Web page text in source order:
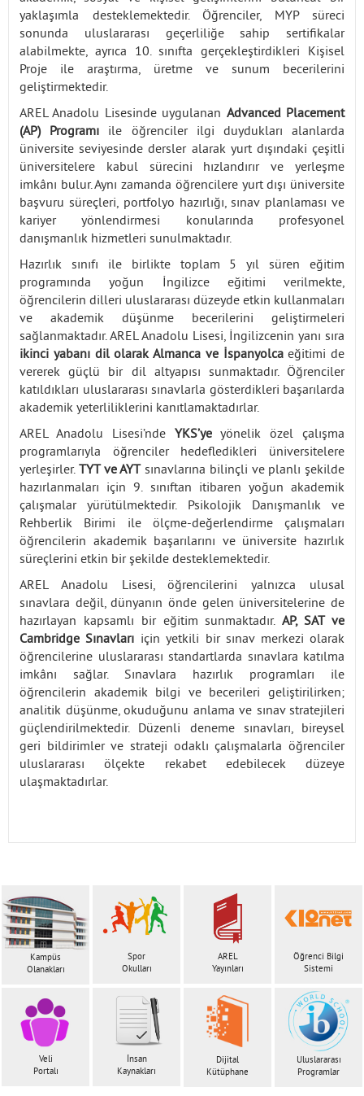
yaklaşımla desteklemektedir. Öğrenciler, MYP süreci
sonunda uluslararası geçerliliğe sahip sertifikalar
alabilmekte, ayrıca 10. sınıfta gerçekleştirdikleri Kişisel
Proje ile araştırma, üretme ve sunum becerilerini
geliştirmektedir.
AREL Anadolu Lisesinde uygulanan Advanced Placement
(AP) Programı ile öğrenciler ilgi duydukları alanlarda
üniversite seviyesinde dersler alarak yurt dışındaki çeşitli
üniversitelere kabul sürecini hızlandırır ve yerleşme
imkânı bulur. Aynı zamanda öğrencilere yurt dışı üniversite
başvuru süreçleri, portfolyo hazırlığı, sınav planlaması ve
kariyer yönlendirmesi konularında profesyonel
danışmanlık hizmetleri sunulmaktadır.
Hazırlık sınıfı ile birlikte toplam 5 yıl süren eğitim
programında yoğun İngilizce eğitimi verilmekte,
öğrencilerin dilleri uluslararası düzeyde etkin kullanmaları
ve akademik düşünme becerilerini geliştirmeleri
sağlanmaktadır. AREL Anadolu Lisesi, İngilizcenin yanı sıra
ikinci yabanı dil olarak Almanca ve İspanyolcaeğitimi de
vererek güçlü bir dil altyapısı sunmaktadır. Öğrenciler
katıldıkları uluslararası sınavlarla gösterdikleri başarılarda
akademik yeterliliklerini kanıtlamaktadırlar.
AREL Anadolu Lisesi’nde YKS’yeyönelik özel çalışma
programlarıyla öğrenciler hedefledikleri üniversitelere
yerleşirler. TYT ve AYTsınavlarına bilinçli ve planlı şekilde
hazırlanmaları için 9. sınıftan itibaren yoğun akademik
çalışmalar yürütülmektedir. Psikolojik Danışmanlık ve
Rehberlik Birimi ile ölçme-değerlendirme çalışmaları
öğrencilerin akademik başarılarını ve üniversite hazırlık
süreçlerini etkin bir şekilde desteklemektedir.
AREL Anadolu Lisesi, öğrencilerini yalnızca ulusal
sınavlara değil, dünyanın önde gelen üniversitelerine de
hazırlayan kapsamlı bir eğitim sunmaktadır.AP, SAT ve
Cambridge Sınavları için yetkili bir sınav merkezi olarak
öğrencilerine uluslararası standartlarda sınavlara katılma
imkânı sağlar. Sınavlara hazırlık programları ile
öğrencilerin akademik bilgi ve becerileri geliştirilirken;
analitik düşünme, okuduğunu anlama ve sınav stratejileri
güçlendirilmektedir. Düzenli deneme sınavları, bireysel
geri bildirimler ve strateji odaklı çalışmalarla öğrenciler
uluslararası ölçekte rekabet edebilecek düzeye
ulaşmaktadırlar.
Kampüs
Olanakları
Spor
Okulları
AREL
Yayınları
Öğrenci Bilgi
Sistemi
Veli
Portalı
İnsan
Kaynakları
Dijital
Kütüphane
Uluslararası
Programlar